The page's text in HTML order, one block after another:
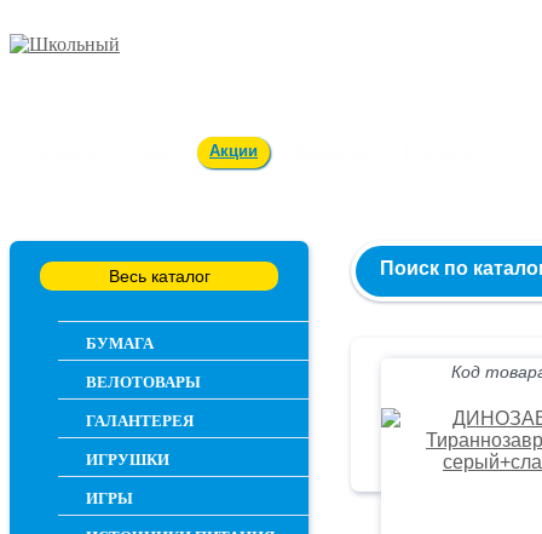
Акции
Весь каталог
БУМАГА
ВЕЛОТОВАРЫ
ГАЛАНТЕРЕЯ
ИГРУШКИ
ИГРЫ
Поиск по
Код